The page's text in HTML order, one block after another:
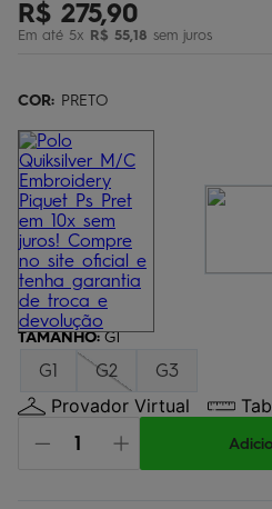
R$ 275,90
Em até 5x R$ 55,18 sem juros
COR: PRETO
TAMANHO: G1
G1 G2 G3
Provador Virtual
5º bermuda
7 º jaqueta
8º
9º chinelo
10º calça